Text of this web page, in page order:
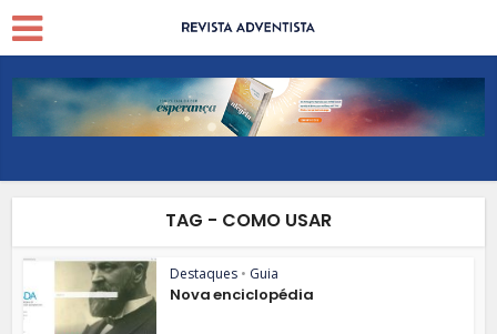
TAG - COMO USAR
Destaques • Guia
Nova enciclopédia